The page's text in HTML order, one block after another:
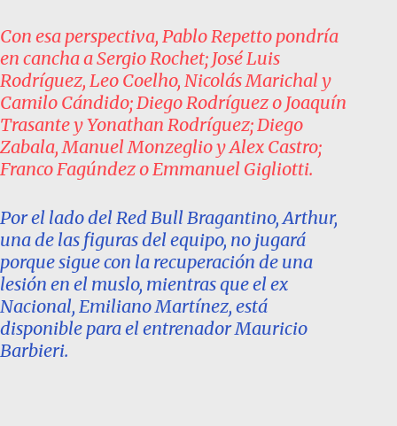
Con esa perspectiva, Pablo Repetto pondría
en cancha a Sergio Rochet; José Luis
Rodríguez, Leo Coelho, Nicolás Marichal y
Camilo Cándido; Diego Rodríguez o Joaquín
Trasante y Yonathan Rodríguez; Diego
Zabala, Manuel Monzeglio y Alex Castro;
Franco Fagúndez o Emmanuel Gigliotti.
Por el lado del Red Bull Bragantino, Arthur,
una de las figuras del equipo, no jugará
porque sigue con la recuperación de una
lesión en el muslo, mientras que el ex
Nacional, Emiliano Martínez, está
disponible para el entrenador Mauricio
Barbieri.